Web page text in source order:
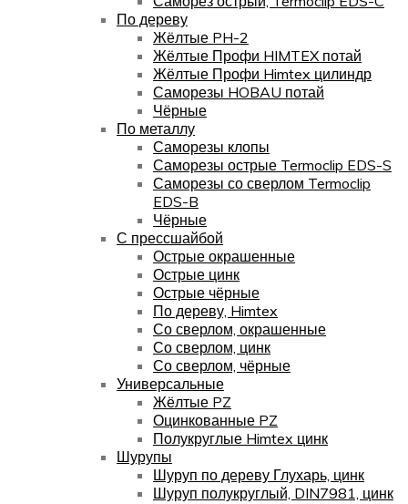
По дереву
Жёлтые PH-2
Жёлтые Профи HIMTEX потай
Жёлтые Профи Himtex цилиндр
Саморезы HOBAU потай
Чёрные
По металлу
Саморезы клопы
Саморезы острые Termoclip EDS-S
Саморезы со сверлом Termoclip
EDS-B
Чёрные
С прессшайбой
Острые окрашенные
Острые цинк
Острые чёрные
По дереву, Himtex
Со сверлом, окрашенные
Со сверлом, цинк
Со сверлом, чёрные
Универсальные
Жёлтые PZ
Оцинкованные PZ
Полукруглые Himtex цинк
Шурупы
Шуруп по дереву Глухарь, цинк
Шуруп полукруглый, DIN7981, цинк